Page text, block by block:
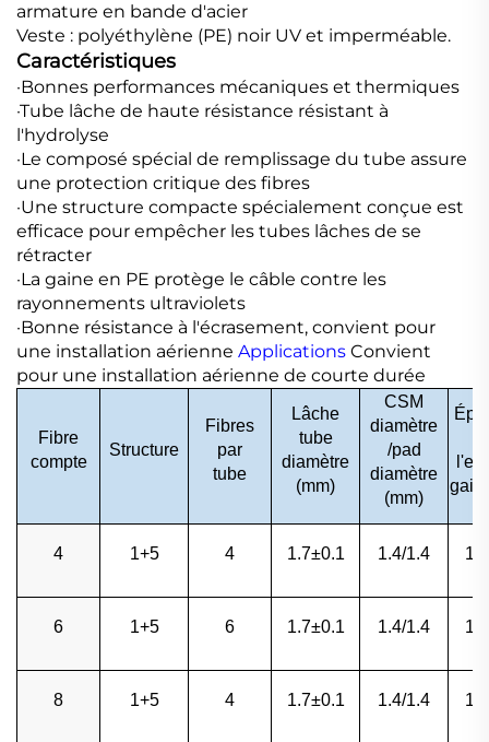
armature en bande d'acier
Veste : polyéthylène (PE) noir UV et imperméable.
Caractéristiques
·Bonnes performances mécaniques et thermiques
·Tube lâche de haute résistance résistant à
l'hydrolyse
·Le composé spécial de remplissage du tube assure
une protection critique des fibres
·Une structure compacte spécialement conçue est
efficace pour empêcher les tubes lâches de se
rétracter
·La gaine en PE protège le câble contre les
rayonnements ultraviolets
·Bonne résistance à l'écrasement, convient pour
une installation aérienne Applications Convient
pour une installation aérienne de courte durée
Fibre
compte
Structure
Fibres
par
tube
Lâche
tube
diamètre
(mm)
CSM
diamètre
/pad
diamètre
(mm)
4 1+5 4 1.7±0.1 1.4/1.4
6 1+5 6 1.7±0.1 1.4/1.4
8 1+5 4 1.7±0.1 1.4/1.4